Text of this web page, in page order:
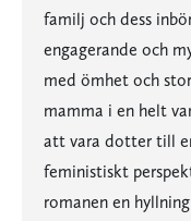
familj och dess
engagerande och
med ömhet och
mamma i en helt
att vara dotter till
feministiskt
romanen en